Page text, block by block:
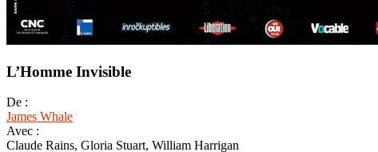
L’Homme Invisible
De :
James Whale
Avec :
Claude Rains, Gloria Stuart, William Harrigan